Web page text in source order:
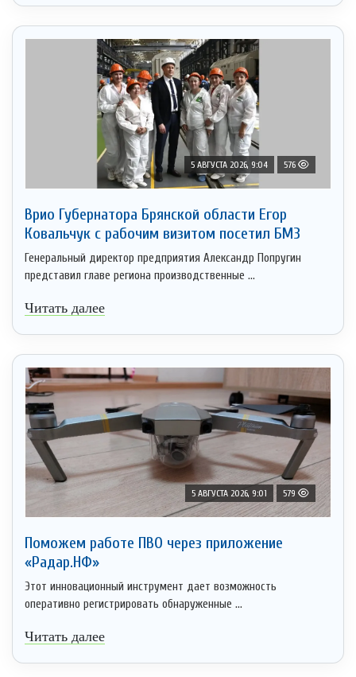
5 АВГУСТА 2026, 9:04 576
Врио Губернатора Брянской области Егор
Ковальчук с рабочим визитом посетил БМЗ
Генеральный директор предприятия Александр Попругин
представил главе региона производственные ...
Читать далее
5 АВГУСТА 2026, 9:01 579
Поможем работе ПВО через приложение
«Радар.НФ»
Этот инновационный инструмент дает возможность
оперативно регистрировать обнаруженные ...
Читать далее